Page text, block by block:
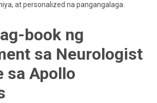
at personalized na pangangalaga.
book ng
sa Neurologist
sa Apollo